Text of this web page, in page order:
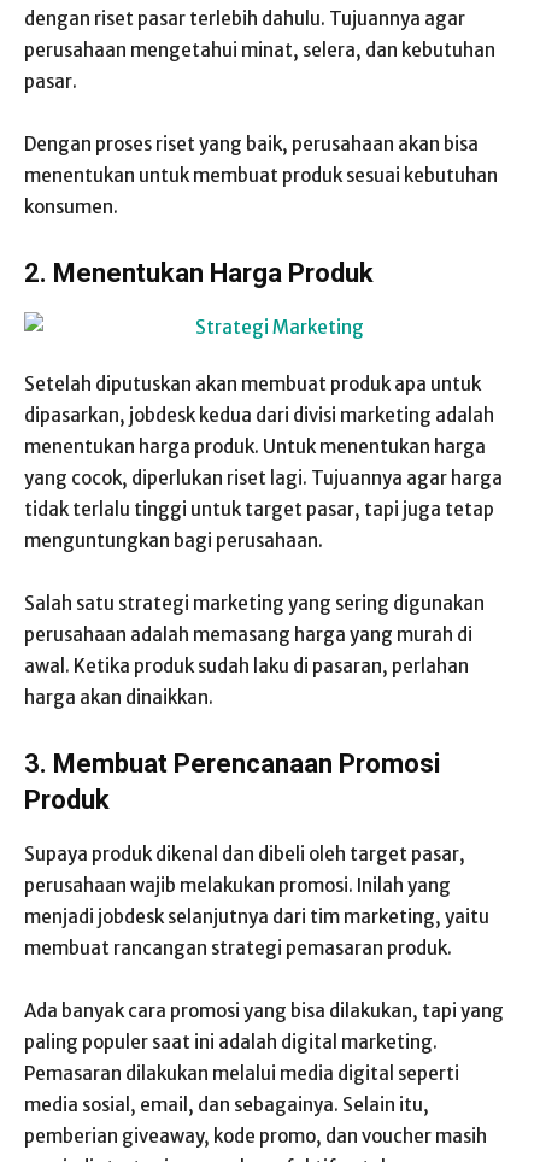
dengan riset pasar terlebih dahulu. Tujuannya agar
perusahaan mengetahui minat, selera, dan kebutuhan
pasar.
Dengan proses riset yang baik, perusahaan akan bisa
menentukan untuk membuat produk sesuai kebutuhan
konsumen.
2. Menentukan Harga Produk
Setelah diputuskan akan membuat produk apa untuk
dipasarkan, jobdesk kedua dari divisi marketing adalah
menentukan harga produk. Untuk menentukan harga
yang cocok, diperlukan riset lagi. Tujuannya agar harga
tidak terlalu tinggi untuk target pasar, tapi juga tetap
menguntungkan bagi perusahaan.
Salah satu strategi marketing yang sering digunakan
perusahaan adalah memasang harga yang murah di
awal. Ketika produk sudah laku di pasaran, perlahan
harga akan dinaikkan.
3. Membuat Perencanaan Promosi
Produk
Supaya produk dikenal dan dibeli oleh target pasar,
perusahaan wajib melakukan promosi. Inilah yang
menjadi jobdesk selanjutnya dari tim marketing, yaitu
membuat rancangan strategi pemasaran produk.
Ada banyak cara promosi yang bisa dilakukan, tapi yang
paling populer saat ini adalah digital marketing.
Pemasaran dilakukan melalui media digital seperti
media sosial, email, dan sebagainya. Selain itu,
pemberian giveaway, kode promo, dan voucher masih